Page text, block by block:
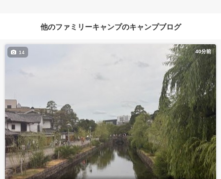
他のファミリーキャンプのキャンプブログ
40分前
14